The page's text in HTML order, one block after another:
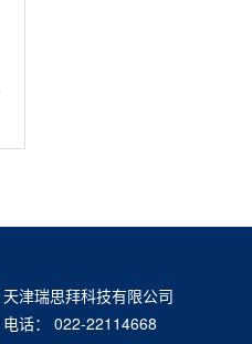
天津瑞思拜科技有限公司
电话： 022-22114668